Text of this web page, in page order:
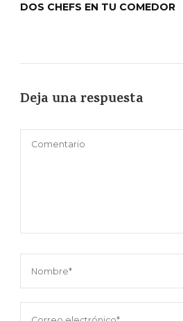
DOS CHEFS EN TU COMEDOR
Deja una respuesta